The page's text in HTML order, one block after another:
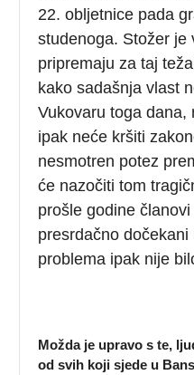
22. obljetnice pada
studenoga. Stožer je
pripremaju za taj
kako sadašnja vlast
Vukovaru toga dana,
ipak neće kršiti
nesmotren potez
će nazočiti tom
prošle godine
presrdačno
problema ipak nije
Možda je upravo s te,
od svih koji sjede u